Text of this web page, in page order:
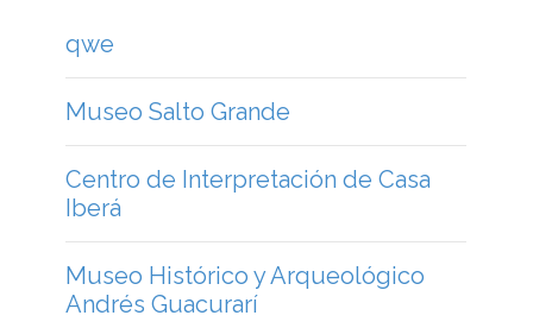
qwe
Museo Salto Grande
Centro de Interpretación de Casa
Iberá
Museo Histórico y Arqueológico
Andrés Guacurarí